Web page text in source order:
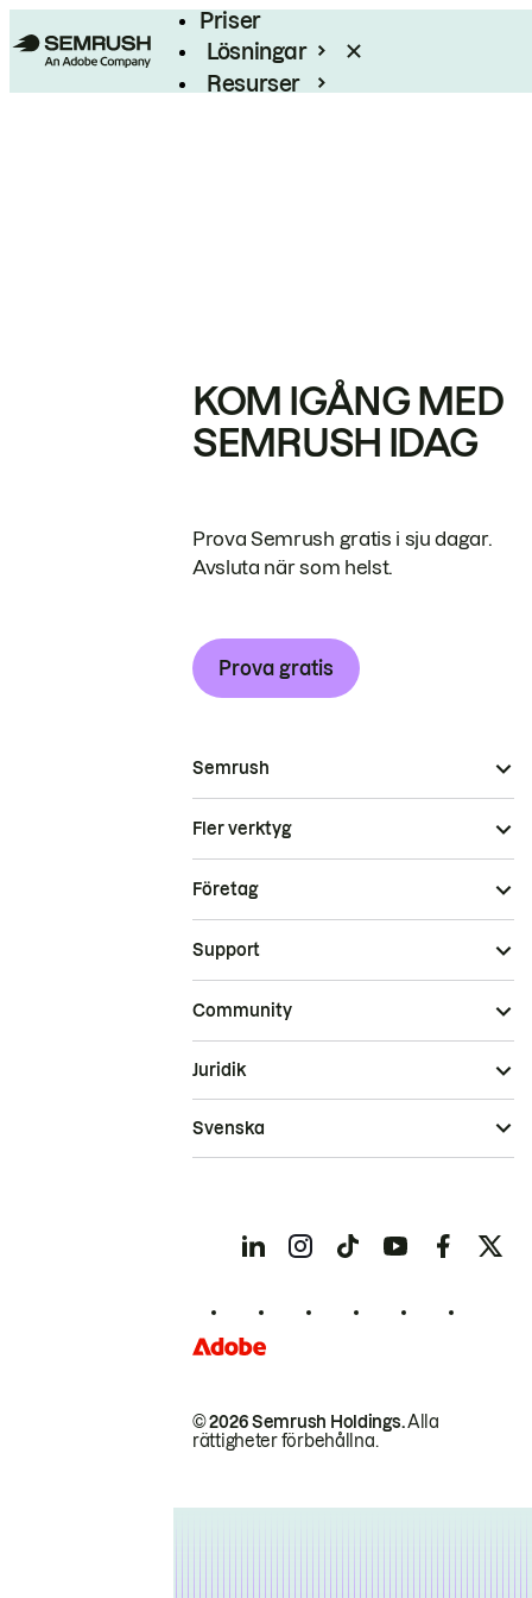
Priser
Lösningar
Resurser
KOM IGÅNG MED
SEMRUSH IDAG
Prova Semrush gratis i sju dagar.
Avsluta när som helst.
Prova gratis
Semrush
Fler verktyg
Företag
Support
Community
© 2026 Semrush Holdings.Alla
rättigheter förbehållna.
Juridik
Svenska